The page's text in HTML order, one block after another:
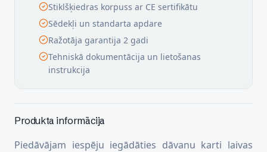
Stiklšķiedras korpuss ar CE sertifikātu
Sēdekļi un standarta apdare
Ražotāja garantija 2 gadi
Tehniskā dokumentācija un lietošanas
instrukcija
Produkta informācija
Piedāvājam iespēju iegādāties dāvanu karti laivas